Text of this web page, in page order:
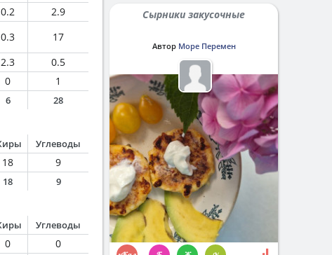
0.2
2.9
0.3
17
2.3
0.5
0
1
6 28
Углеводы
18
9
18 9
Углеводы
0
0
Сырники закусочные
Автор Море Перемен